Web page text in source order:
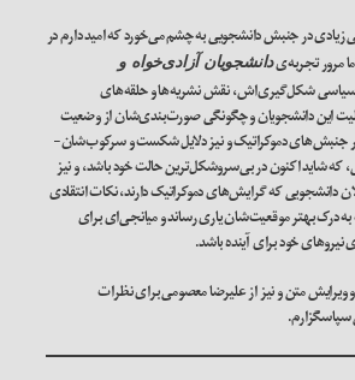
در جنبش دانشجویی به چشم می‌خورد که امید دارم در
مرور تجربه‌یدانشجویان آزادی‌خواه و
سیاسی شکل‌گیری‌اش، نقش نشریه‌ها و حلقه‌های
این دانشجویان و چگونگی صورت‌بندی‌شان از وضعیت
جنبش‌های دموکراتیک و نیز دلایل شکست و سرکوب‌شان-
که شاید اکنون در بی‌سروشکل‌ترین حالت خود باشد، و نیز
دانشجویی که گرایش‌های دموکراتیک دارند، نکات انتقادی
درک بهتر موقعیت‌شان یاری رساند و میانجی‌ای برای
نیروهای خود برای آینده باشد.
و ویرایش متن و نیز از علیرضا معصومی برای نظرات